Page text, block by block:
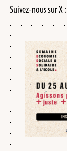
Suivez-nous sur X :